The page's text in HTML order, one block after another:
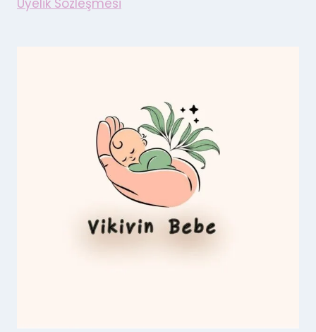
Üyelik Sözleşmesi